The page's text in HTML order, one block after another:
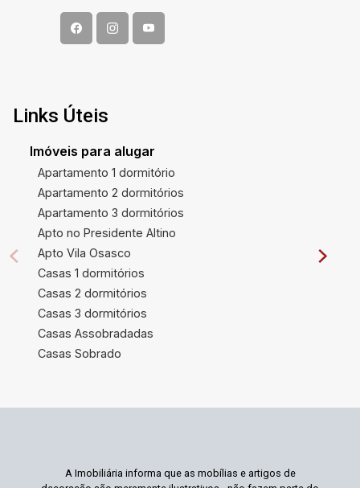
Links Úteis
Imóveis para alugar
Apartamento 1 dormitório
Apartamento 2 dormitórios
Apartamento 3 dormitórios
Apto no Presidente Altino
Apto Vila Osasco
Casas 1 dormitórios
Casas 2 dormitórios
Casas 3 dormitórios
Casas Assobradadas
Casas Sobrado
A Imobiliária informa que as mobílias e artigos de